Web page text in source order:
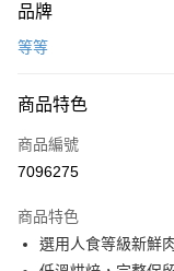
AFTEE先享後付
相關說明
AFTEE先享後付是「在
便利好安心！
２．便利：只要手機號碼
３．安心：先確認商品／
【「AFTEE先享後付」結
結帳頁面，進行簡訊認證
運送方式
全家取貨付款
每筆NT$80，滿
付款後全家取貨
品牌
等等
商品特色
商品編號
7096275
商品特色
選用人食等級新鮮